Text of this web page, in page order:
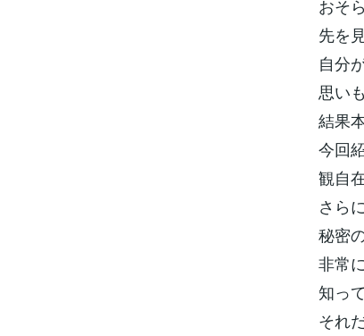
おそ
先を
自分
思い
結果
今回
観自
さら
秘密
非常
知っ
それ